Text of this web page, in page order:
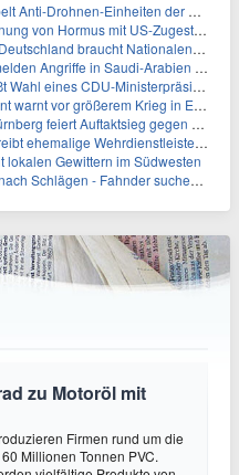
Drohnen-Einheiten der Bundespolizei
von Hormus mit US-Zugeständnissen
braucht Nationalen Sicherheitsberater
Angriffe in Saudi-Arabien und im Jemen
eines CDU-Ministerpräsident nicht aus
vor größerem Krieg in Europa
feiert Auftaktsieg gegen Dresden
ehemalige Wehrdienstleistende an
lokalen Gewittern im Südwesten
- Fahnder suchen Autofahrer
zu Motoröl mit
Firmen rund um die
Millionen Tonnen PVC.